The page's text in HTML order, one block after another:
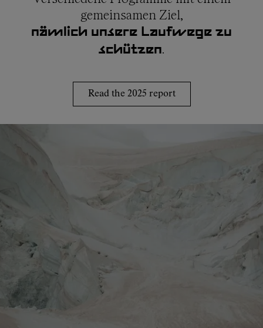
gemeinsamen Ziel,
nämlich unsere Laufwege zu
schützen.
Read the 2025 report